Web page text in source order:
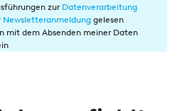
zur Datenverarbeitung
Newsletteranmeldunggelesen
mit dem Absenden meiner Daten